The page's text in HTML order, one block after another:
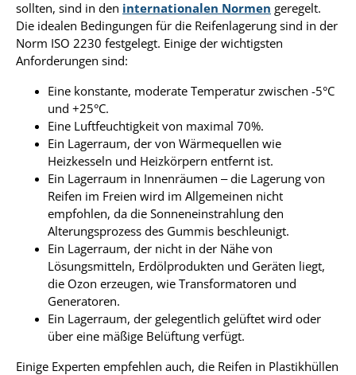
sollten, sind in den internationalen Normen geregelt.
Die idealen Bedingungen für die Reifenlagerung sind in der
Norm ISO 2230 festgelegt. Einige der wichtigsten
Anforderungen sind:
Eine konstante, moderate Temperatur zwischen -5°C
und +25°C.
Eine Luftfeuchtigkeit von maximal 70%.
Ein Lagerraum, der von Wärmequellen wie
Heizkesseln und Heizkörpern entfernt ist.
Ein Lagerraum in Innenräumen – die Lagerung von
Reifen im Freien wird im Allgemeinen nicht
empfohlen, da die Sonneneinstrahlung den
Alterungsprozess des Gummis beschleunigt.
Ein Lagerraum, der nicht in der Nähe von
Lösungsmitteln, Erdölprodukten und Geräten liegt,
die Ozon erzeugen, wie Transformatoren und
Generatoren.
Ein Lagerraum, der gelegentlich gelüftet wird oder
über eine mäßige Belüftung verfügt.
Einige Experten empfehlen auch, die Reifen in Plastikhüllen